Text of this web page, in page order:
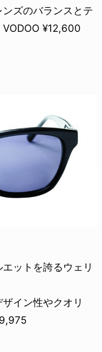
ズのバランスとテ
VODOO ¥12,600
ットを誇るウェリ
イン性やクオリ